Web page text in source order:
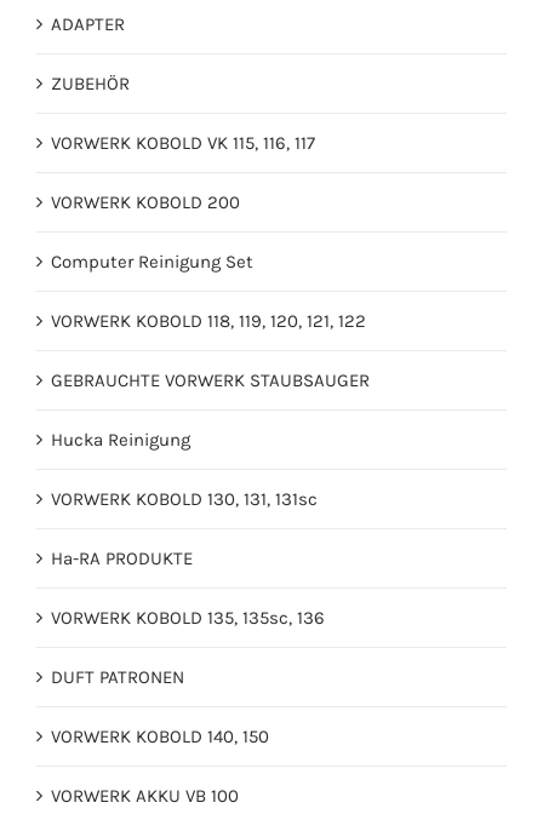
ADAPTER
ZUBEHÖR
VORWERK KOBOLD VK 115, 116, 117
VORWERK KOBOLD 200
Computer Reinigung Set
VORWERK KOBOLD 118, 119, 120, 121, 122
GEBRAUCHTE VORWERK STAUBSAUGER
Hucka Reinigung
VORWERK KOBOLD 130, 131, 131sc
Ha-RA PRODUKTE
VORWERK KOBOLD 135, 135sc, 136
DUFT PATRONEN
VORWERK KOBOLD 140, 150
VORWERK AKKU VB 100